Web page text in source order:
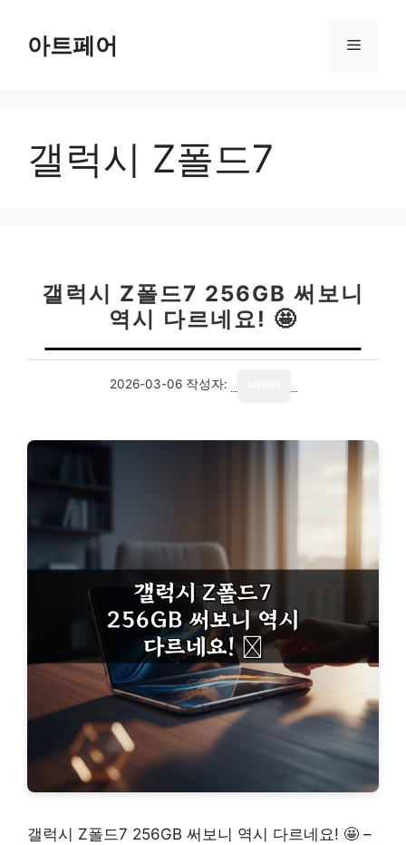
아트페어 메
갤럭시 Z폴드7
갤럭시 Z폴드7 256GB 써보니
역시 다르네요! 🤩
2026-03-06 작성자:
갤럭시 Z폴드7 256GB 써보니 역시 다르네요! 🤩 –